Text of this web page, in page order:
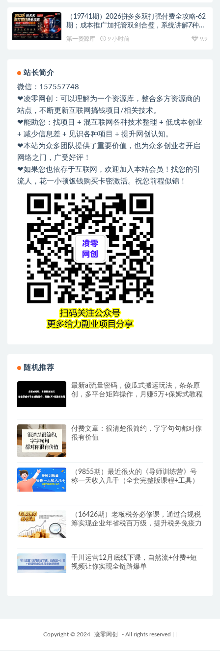
（19741期）2026拼多多双打强付费全攻略-62
期；成本推广加托管双剑合璧，系统讲解7种付
第一资源库 9 小时前 9.9
站长简介
微信：157557748
❤凌零网创：可以理解为一个资源库，整合多方资源商的
站点，不断更新互联网搞钱项目/相关技术。
❤能助您：找项目 + 混互联网各种技术整理 + 低成本创业
+ 减少信息差 + 见识各种项目 + 提升网创认知。
❤本站为众多团队提供了重要价值，也为众多创业者开启
网络之门，广受好评！
❤如果您也依存于互联网，欢迎加入本站会员！找您的引
流人，花一小顿饭钱购买卡密激活。祝您前程似锦！
随机推荐
最新ai流量密码，傻瓜式搬运玩法，条条原
创，多平台矩阵操作，月赚5万+保姆式教程
付费文章：很清楚很简约，字字句句都对你
很有价值
（9855期）最近很火的《导师训练营》号
称一天收入几千（全套完整版课程+工具）
（16426期）老板税务必修课，通过合规税
筹实现企业年省税百万级，提升税务免疫力
千川运营12月底线下课，自然流+付费+短
视频让你实现全链路爆单
Copyright © 2024 凌零网创 - All rights reserved